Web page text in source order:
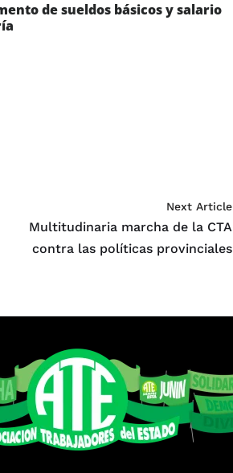
de sueldos básicos y salario
Next Article
Multitudinaria marcha de la CTA
contra las políticas provinciales